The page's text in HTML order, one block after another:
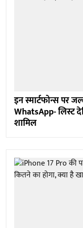
इन स्मार्टफोन्स पर
WhatsApp- लिस्ट
शामिल